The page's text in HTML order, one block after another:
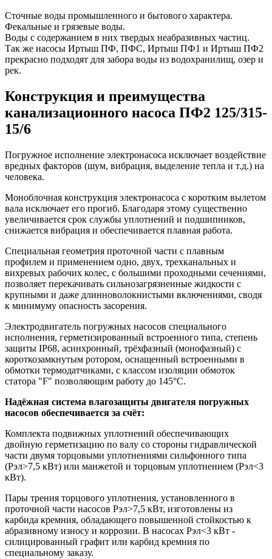
Сточные воды промышленного и бытового характера.
Фекальные и грязевые воды.
Воды с содержанием в них твердых неабразивных частиц.
Так же насосы Иртыш ПФ, ПФС, Иртыш ПФ1 и Иртыш ПФ2
прекрасно подходят для забора воды из водохранилищ, озер и
рек.
Конструкция и преимущества
канализационного насоса ПФ2 125/315-
15/6
Погружное исполнение электронасоса исключает воздействие
вредных факторов (шум, вибрация, выделение тепла и т.д.) на
человека.
Моноблочная конструкция электронасоса с коротким вылетом
вала исключает его прогиб. Благодаря этому существенно
увеличивается срок службы уплотнений и подшипников,
снижается вибрация и обеспечивается плавная работа.
Специальная геометрия проточной части с плавным
профилем и применением одно, двух, трехканальных и
вихревых рабочих колес, с большими проходными сечениями,
позволяет перекачивать сильнозагрязненные жидкости с
крупными и даже длинноволокнистыми включениями, сводя
к минимуму опасность засорения.
Электродвигатель погружных насосов специального
исполнения, герметизированный встроенного типа, степень
защиты IP68, асинхронный, трёхфазный (монофазный) с
короткозамкнутым ротором, оснащенный встроенными в
обмотки термодатчиками, с классом изоляции обмоток
статора "F" позволяющим работу до 145°С.
Надёжная система влагозащиты двигателя погружных
насосов обеспечивается за счёт:
Комплекта подвижных уплотнений обеспечивающих
двойную герметизацию по валу со стороны гидравлической
части двумя торцовыми уплотнениями сильфонного типа
(Рэл>7,5 кВт) или манжетой и торцовым уплотнением (Рэл<3
кВт).
Пары трения торцового уплотнения, установленного в
проточной части насосов Рэл>7,5 кВт, изготовлены из
карбида кремния, обладающего повышенной стойкостью к
абразивному износу и коррозии. В насосах Рэл<3 кВт -
силицированный графит или карбид кремния по
специальному заказу.